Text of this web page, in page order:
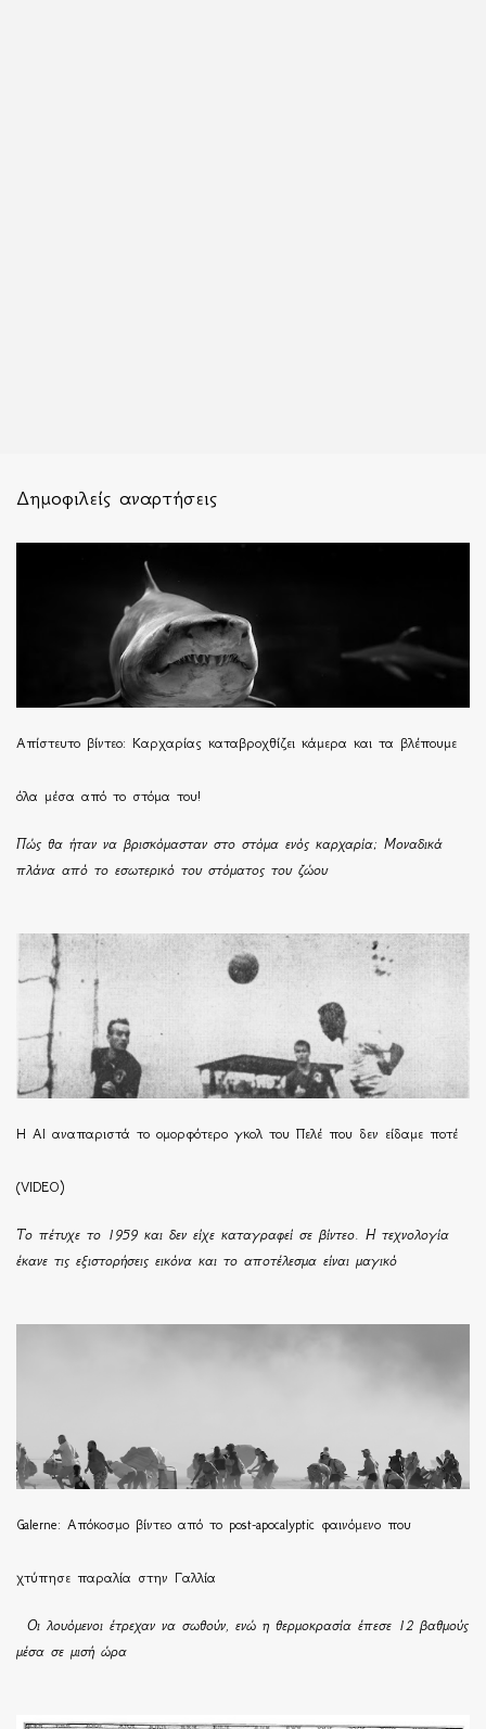
Δημοφιλείς αναρτήσεις
Απίστευτο βίντεο: Καρχαρίας καταβροχθίζει κάμερα και τα βλέπουμε
όλα μέσα από το στόμα του!
Πώς θα ήταν να βρισκόμασταν στο στόμα ενός καρχαρία; Μοναδικά
πλάνα από το εσωτερικό του στόματος του ζώου
Η ΑΙ αναπαριστά το ομορφότερο γκολ του Πελέ που δεν είδαμε ποτέ
(VIDEO)
Το πέτυχε το 1959 και δεν είχε καταγραφεί σε βίντεο. Η τεχνολογία
έκανε τις εξιστορήσεις εικόνα και το αποτέλεσμα είναι μαγικό
Galerne: Απόκοσμο βίντεο από το post-apocalyptic φαινόμενο που
χτύπησε παραλία στην Γαλλία
Οι λουόμενοι έτρεχαν να σωθούν, ενώ η θερμοκρασία έπεσε 12 βαθμούς
μέσα σε μισή ώρα